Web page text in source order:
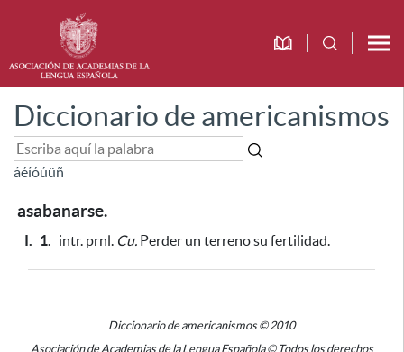
Diccionario de americanismos
áéíóúüñ
asabanarse.
I. 1. intr. prnl. Cu. Perder un terreno su fertilidad.
Diccionario de americanismos © 2010
Asociación de Academias de la Lengua Española © Todos los derechos